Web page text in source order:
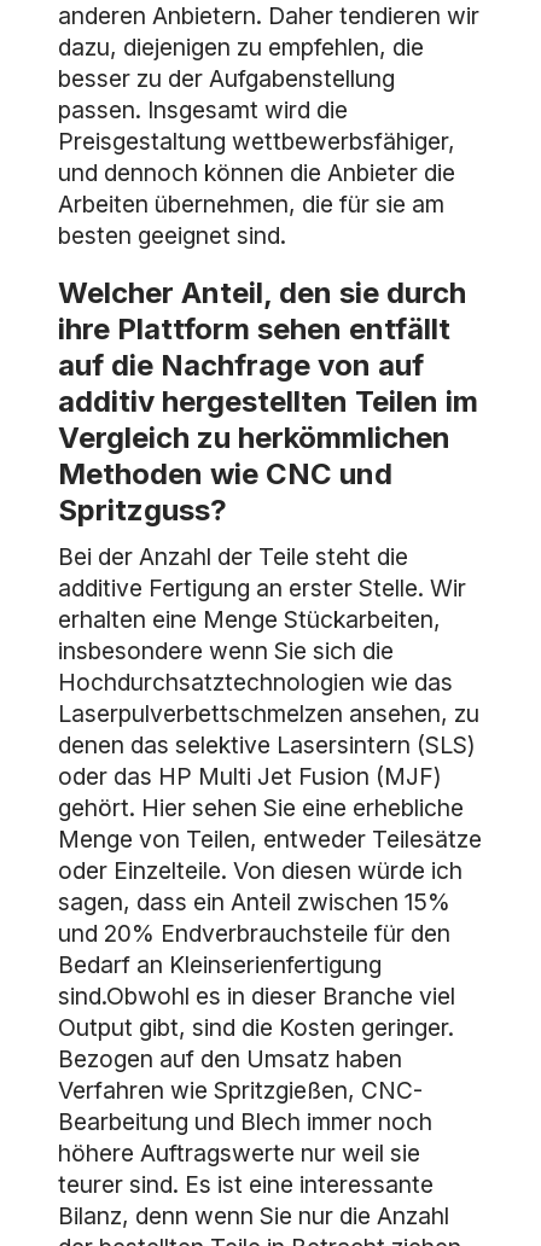
anderen Anbietern. Daher tendieren wir
dazu, diejenigen zu empfehlen, die
besser zu der Aufgabenstellung
passen. Insgesamt wird die
Preisgestaltung wettbewerbsfähiger,
und dennoch können die Anbieter die
Arbeiten übernehmen, die für sie am
besten geeignet sind.
Welcher Anteil, den sie durch
ihre Plattform sehen entfällt
auf die Nachfrage von auf
additiv hergestellten Teilen im
Vergleich zu herkömmlichen
Methoden wie CNC und
Spritzguss?
Bei der Anzahl der Teile steht die
additive Fertigung an erster Stelle. Wir
erhalten eine Menge Stückarbeiten,
insbesondere wenn Sie sich die
Hochdurchsatztechnologien wie das
Laserpulverbettschmelzen ansehen, zu
denen das selektive Lasersintern (SLS)
oder das HP Multi Jet Fusion (MJF)
gehört. Hier sehen Sie eine erhebliche
Menge von Teilen, entweder Teilesätze
oder Einzelteile. Von diesen würde ich
sagen, dass ein Anteil zwischen 15%
und 20% Endverbrauchsteile für den
Bedarf an Kleinserienfertigung
sind.Obwohl es in dieser Branche viel
Output gibt, sind die Kosten geringer.
Bezogen auf den Umsatz haben
Verfahren wie Spritzgießen, CNC-
Bearbeitung und Blech immer noch
höhere Auftragswerte nur weil sie
teurer sind. Es ist eine interessante
Bilanz, denn wenn Sie nur die Anzahl